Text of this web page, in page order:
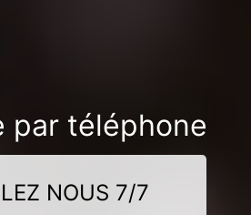
par téléphone
NOUS 7/7